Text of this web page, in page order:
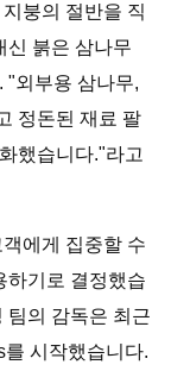
붕의 절반을 직
신 붉은 삼나무
"외부용 삼나무,
정돈된 재료 팔
했습니다."라고
에게 집중할 수
하기로 결정했습
팀의 감독은 최근
시작했습니다.